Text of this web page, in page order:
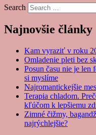
Search
Najnovšie články
Kam vyraziť v roku
Omladenie pleti bez
Posun času nie je len
si myslíme
Najromantickejšie
Terapia chladom.
kľúčom k lepšiemu
Zimné čižmy,
najrýchlejšie?